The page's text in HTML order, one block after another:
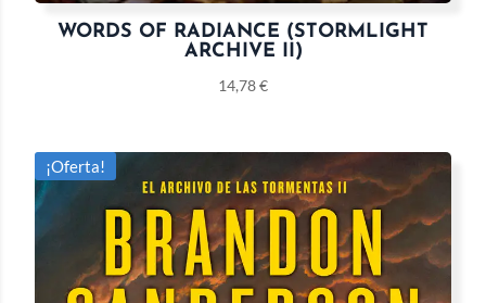
WORDS OF RADIANCE (STORMLIGHT
ARCHIVE II)
14,78€
¡Oferta!